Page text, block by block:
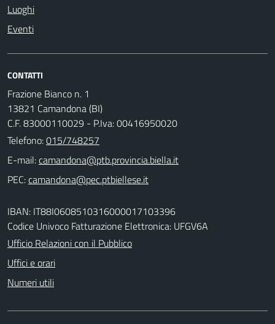
Luoghi
Eventi
CONTATTI
Frazione Bianco n. 1
13821 Camandona (BI)
C.F. 83000110029 - P.Iva: 00416950020
Telefono:015/748257
E-mail:
PEC:
IBAN: IT88I0608510316000017103396
Codice Univoco Fatturazione Elettronica: UFGV6A
Ufficio Relazioni con il Pubblico
Uffici e orari
Numeri utili